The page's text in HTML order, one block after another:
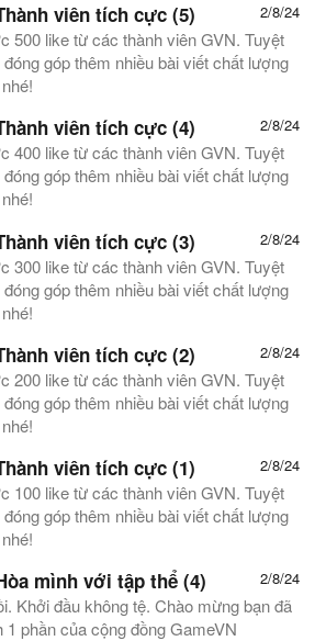
2/8/24
viên tích cực (5)
500 like từ các thành viên GVN. Tuyệt
góp thêm nhiều bài viết chất lượng
2/8/24
viên tích cực (4)
400 like từ các thành viên GVN. Tuyệt
góp thêm nhiều bài viết chất lượng
2/8/24
viên tích cực (3)
300 like từ các thành viên GVN. Tuyệt
góp thêm nhiều bài viết chất lượng
2/8/24
viên tích cực (2)
200 like từ các thành viên GVN. Tuyệt
góp thêm nhiều bài viết chất lượng
2/8/24
viên tích cực (1)
100 like từ các thành viên GVN. Tuyệt
góp thêm nhiều bài viết chất lượng
2/8/24
mình với tập thể (4)
Khởi đầu không tệ. Chào mừng bạn đã
1 phần của cộng đồng GameVN